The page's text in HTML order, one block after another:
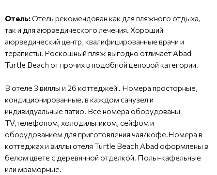
Отель:Отель рекомендован как для пляжного отдыха,
так и для аюрведического лечения. Хороший
аюрведический центр, квалифицированные врачи и
тераписты. Роскошный пляж выгодно отличает Abad
Turtle Beach от прочих в подобной ценовой категории.
В отеле 3 виллы и 26 коттеджей . Номера просторные,
кондиционированные, в каждом санузел и
индивидуальные патио. Все номера оборудованы
TV,телефоном, холодильником, сейфом и
оборудованием для приготовления чая/кофе.Номера в
коттеджах и виллы отеля Turtle Beach Abad оформлены в
белом цвете с деревянной отделкой. Полы-кафельные
или мраморные.